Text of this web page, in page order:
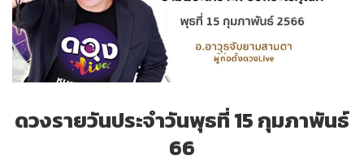
ดวงรายวันประจำวันพุธที่ 15 กุมภาพันธ์
66